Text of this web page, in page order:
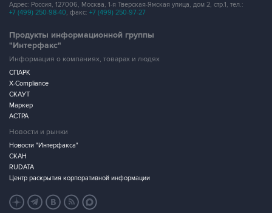
Адрес: Россия, 127006, Москва, 1-я Тверская-Ямская улица, дом 2, стр.1, тел.:
+7 (499) 250-98-40, факс: +7 (499) 250-97-27
Продукты информационной группы
"Интерфакс"
Информация о компаниях, товарах и людях
СПАРК
X-Compliance
СКАУТ
Маркер
АСТРА
Новости и рынки
Новости "Интерфакса"
СКАН
RUDATA
Центр раскрытия корпоративной информации